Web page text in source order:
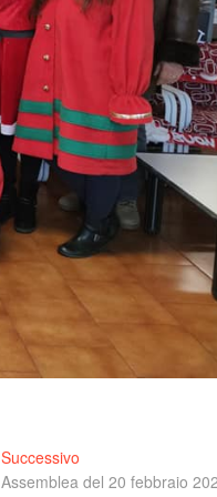
Successivo
successivo:
Assemblea del 20 febbraio